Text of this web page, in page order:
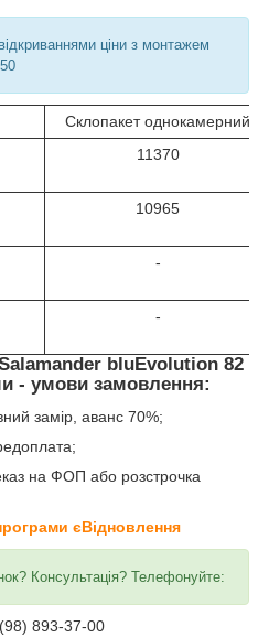
ціни з монтажем
Склопакет однокамерний
11370
10965
-
-
bluEvolution 82
- умови замовлення:
замір, аванс 70%;
на ФОП або розстрочка
єВідновлення
Консультація? Телефонуйте:
893-37-00